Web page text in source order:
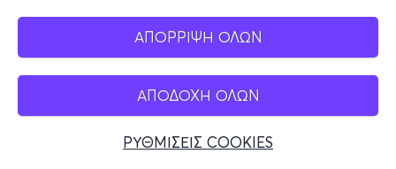
ΑΠΟΡΡΙΨΗ ΟΛΩΝ
ΑΠΟΔΟΧΗ ΟΛΩΝ
ΡΥΘΜΙΣΕΙΣ COOKIES